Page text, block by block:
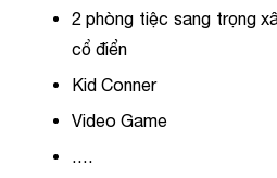
2 phòng tiệc sang trọng
cổ điển
Kid Conner
Video Game
….